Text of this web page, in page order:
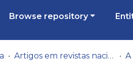
Browse repository
Artigos em revistas nacionais